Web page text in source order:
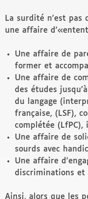
La surdité n’est pas
une affaire
Une affaire de
former et
Une affaire de
des études
du langage
française, (LSF),
complétée
Une affaire de
sourds avec
Une affaire
discriminations et
Ainsi, alors que les